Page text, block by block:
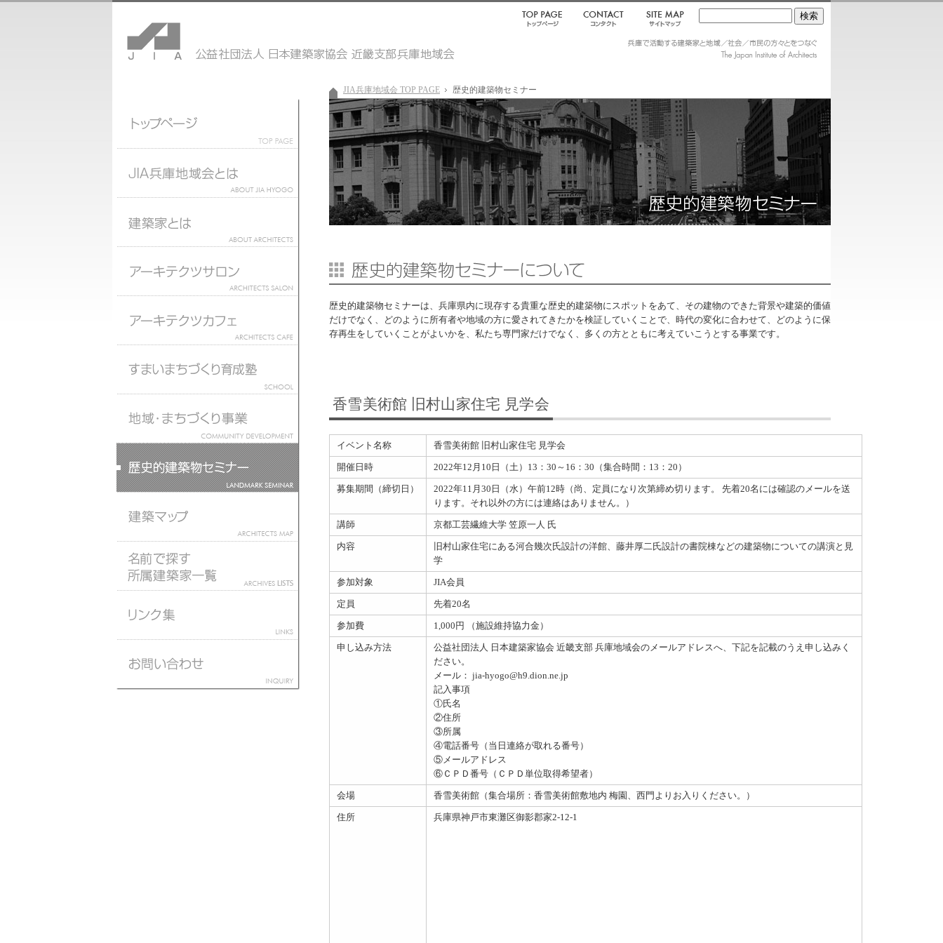
JIA兵庫地域会 TOP PAGE 歴史的建築物セミナー
歴史的建築物セミナーは、兵庫県内に現存する貴重な歴史的建築物にスポットをあて、その建物のできた背景や建築的価値
だけでなく、どのように所有者や地域の方に愛されてきたかを検証していくことで、時代の変化に合わせて、どのように保
存再生をしていくことがよいかを、私たち専門家だけでなく、多くの方とともに考えていこうとする事業です。
香雪美術館 旧村山家住宅 見学会
イベント名称 香雪美術館 旧村山家住宅 見学会
開催日時 2022年12月10日（土）13：30～16：30（集合時間：13：20）
募集期間（締切日）
2022年11月30日（水）午前12時（尚、定員になり次第締め切ります。 先着20名には確認のメールを送
ります。それ以外の方には連絡はありません。）
講師 京都工芸繊維大学 笠原一人 氏
内容
旧村山家住宅にある河合幾次氏設計の洋館、藤井厚二氏設計の書院棟などの建築物についての講演と見
学
参加対象 JIA会員
定員 先着20名
参加費 1,000円 （施設維持協力金）
申し込み方法
公益社団法人 日本建築家協会 近畿支部 兵庫地域会のメールアドレスへ、下記を記載のうえ申し込みく
ださい。
メール： jia-hyogo@h9.dion.ne.jp
記入事項
①氏名
②住所
③所属
④電話番号（当日連絡が取れる番号）
⑤メールアドレス
⑥ＣＰＤ番号（ＣＰＤ単位取得希望者）
会場 香雪美術館（集合場所：香雪美術館敷地内 梅園、西門よりお入りください。）
住所 兵庫県神戸市東灘区御影郡家2-12-1